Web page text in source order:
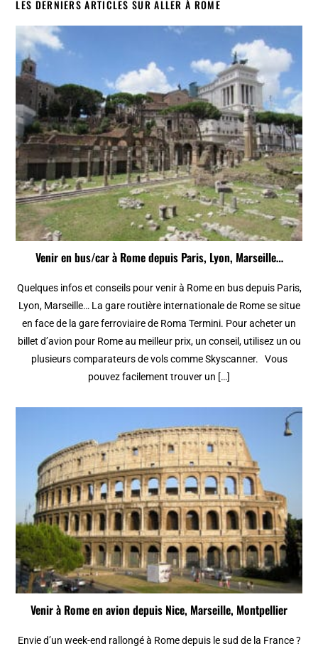
LES DERNIERS ARTICLES SUR ALLER À ROME
Venir en bus/car à Rome depuis Paris, Lyon, Marseille…
Quelques infos et conseils pour venir à Rome en bus depuis Paris,
Lyon, Marseille… La gare routière internationale de Rome se situe
en face de la gare ferroviaire de Roma Termini. Pour acheter un
billet d’avion pour Rome au meilleur prix, un conseil, utilisez un ou
plusieurs comparateurs de vols comme Skyscanner. Vous
pouvez facilement trouver un […]
Venir à Rome en avion depuis Nice, Marseille, Montpellier
Envie d’un week-end rallongé à Rome depuis le sud de la France ?